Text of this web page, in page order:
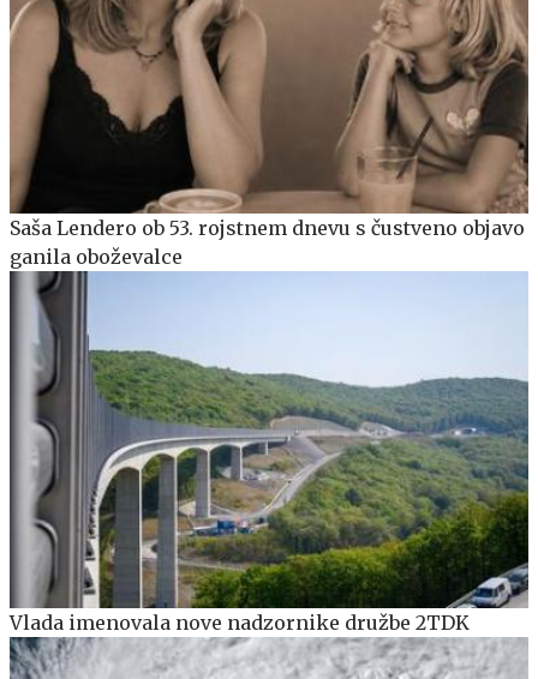
Saša Lendero ob 53. rojstnem dnevu s čustveno objavo
ganila oboževalce
Vlada imenovala nove nadzornike družbe 2TDK